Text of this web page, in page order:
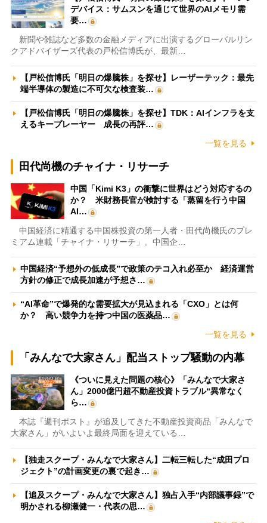
デバイス：サムスンを通じて世界のAIメモリ需
要…
新聞や雑誌など多数の金融メディアに出演するグローバルリン
クアドバイザーズ代表の戸松信博氏が、最新…
【戸松信博氏「明日の爆騰株」を探せ】レーザーテック：最先
端半導体の製造に不可欠な検査装…
【戸松信博氏「明日の爆騰株」を探せ】TDK：AIインフラを支
えるキープレーヤー 成長の再評…
一覧を見る
田代尚機のチャイナ・リサーチ
中国「Kimi K3」の衝撃に世界はどう対応するの
か？ 米財務長官が検討する「蒸留を行う中国
AI…
中国経済に精通する中国株投資の第一人者・田代尚機氏のプレ
ミアム連載「チャイナ・リサーチ」。中国企…
中国経済“予想外の低成長”で政策のテコ入れ必至か 経済運営
方針の修正で成長加速が予想さ…
“AI革命”で爆発的な需要拡大が見込まれる「CXO」とは何
か？ 高い競争力を持つ中国の医薬品…
一覧を見る
「みんなで大家さん」配当ストップ騒動の内幕
《ついに見えた問題の核心》「みんなで大家さ
ん」2000億円超不動産投資トラブル“異常なく
ら…
本誌『週刊ポスト』が追及してきた不動産投資商品「みんなで
大家さん」がいよいよ最終局面を迎えている…
【独走スクープ・みんなで大家さん】二転三転した“成田プロ
ジェクト”の計画変更の裏で起き…
【追及スクープ・みんなで大家さん】独占入手“内部議事録”で
明かされる柳瀬健一・代表の思…